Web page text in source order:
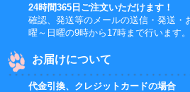
24時間365日ご注文いただけます！
確認、発送等のメールの送信・発送・
曜～日曜の9時から17時まで行います。
お届けについて
代金引換、クレジットカードの場合